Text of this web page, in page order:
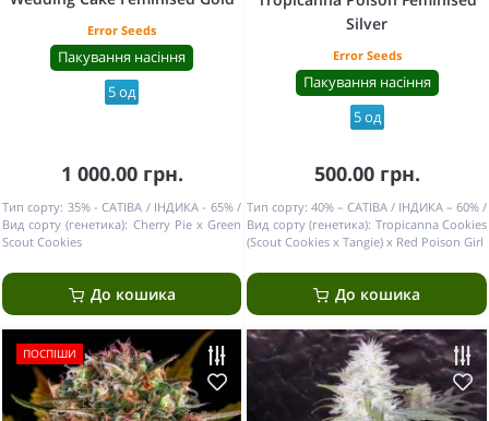
Error Seeds
Пакування насіння
5 од
1 000.00 грн.
Тип сорту: 35% - САТІВА / ІНДИКА - 65%
Вид сорту (генетика): Cherry Pie x Green
Scout Cookies
До кошика
Silver
Error Seeds
Пакування насіння
5 од
500.00 грн.
Тип сорту: 40% – САТІВА / ІНДИКА – 60%
Вид сорту (генетика): Tropicanna Cookies
(Scout Cookies x Tangie) x Red Poison Girl
До кошика
ПОСПІШИ